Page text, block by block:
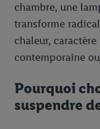
chambre, une
transforme
chaleur,
contemporaine
Pourquoi
suspendre